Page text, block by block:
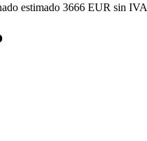
estimado 3666 EUR sin IVA